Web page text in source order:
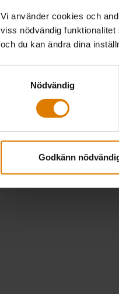
Vi använder cookies och
viss nödvändig
och du kan ändra dina
Nödvändig
Godkänn